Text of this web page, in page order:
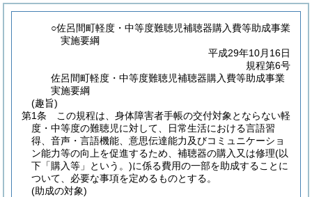
○佐呂間町軽度・中等度難聴児補聴器購入費等助成事業
実施要綱
平成29年10月16日
規程第6号
佐呂間町軽度・中等度難聴児補聴器購入費等助成事業
実施要綱
(趣旨)
第1条
この規程は、身体障害者手帳の交付対象とならない軽
度・中等度の難聴児に対して、日常生活における言語習
得、音声・言語機能、意思伝達能力及びコミュニケーショ
ン能力等の向上を促進するため、補聴器の購入又は修理(以
下「購入等」という。)に係る費用の一部を助成することに
ついて、必要な事項を定めるものとする。
(助成の対象)